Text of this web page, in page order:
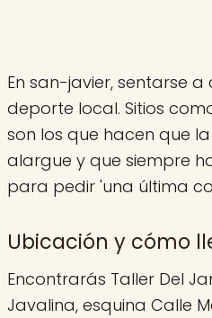
En san-javier, sentarse a
deporte local. Sitios
son los que hacen que
alargue y que siempre
para pedir 'una última
Ubicación y cómo
Encontrarás Taller Del
Javalina, esquina Calle